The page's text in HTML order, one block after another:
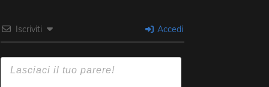
Iscriviti Accedi